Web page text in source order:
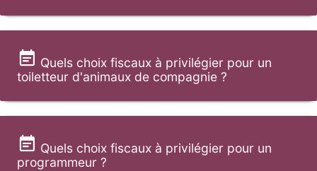
Quels choix fiscaux à privilégier pour un
toiletteur d'animaux de compagnie ?
Quels choix fiscaux à privilégier pour un
programmeur ?